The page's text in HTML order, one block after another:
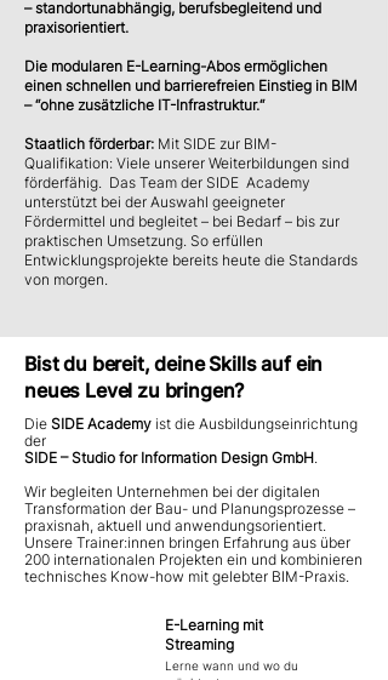
– standortunabhängig, berufsbegleitend und
praxisorientiert.
Die modularen E-Learning-Abos ermöglichen
einen schnellen und barrierefreien Einstieg in BIM
– “ohne zusätzliche IT-Infrastruktur.“
Staatlich förderbar: Mit SIDE zur BIM-
Qualifikation: Viele unserer Weiterbildungen sind
förderfähig. Das Team der SIDE Academy
unterstützt bei der Auswahl geeigneter
Fördermittel und begleitet – bei Bedarf – bis zur
praktischen Umsetzung. So erfüllen
Entwicklungsprojekte bereits heute die Standards
von morgen.
AutoADVISOR starten
Bist du bereit, deine Skills auf ein
neues Level zu bringen?
Die SIDE Academy ist die Ausbildungseinrichtung
der
SIDE – Studio for Information Design GmbH.
Wir begleiten Unternehmen bei der digitalen
Transformation der Bau- und Planungsprozesse –
praxisnah, aktuell und anwendungsorientiert.
Unsere Trainer:innen bringen Erfahrung aus über
200 internationalen Projekten ein und kombinieren
technisches Know-how mit gelebter BIM-Praxis.
E-Learning mit
Streaming
Lerne wann und wo du